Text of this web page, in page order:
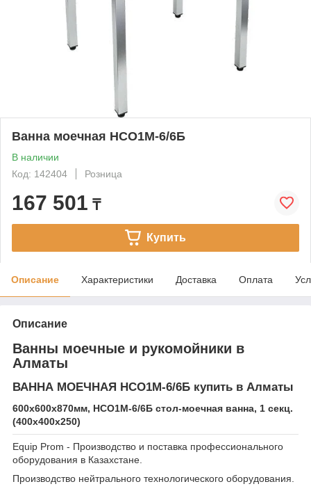
Ванна моечная НСО1М-6/6Б
В наличии
Код: 142404
Розница
167 501 ₸
Купить
Описание Характеристики Доставка Оплата
Описание
Ванны моечные и рукомойники в
Алматы
ВАННА МОЕЧНАЯ НСО1М-6/6Б купить в Алматы
600х600х870мм, НСО1М-6/6Б стол-моечная ванна, 1 секц.
(400х400х250)
Equip Prom - Производство и поставка профессионального
оборудования в Казахстане.
Производство нейтрального технологического оборудования.